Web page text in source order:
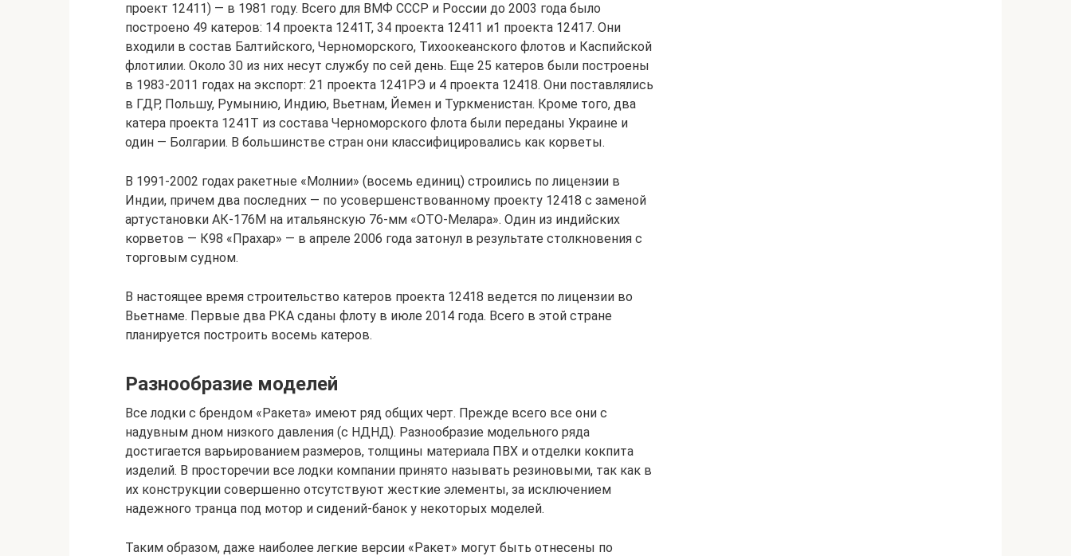
проект 12411) — в 1981 году. Всего для ВМФ СССР и России до 2003 года было
построено 49 катеров: 14 проекта 1241Т, 34 проекта 12411 и1 проекта 12417. Они
входили в состав Балтийского, Черноморского, Тихоокеанского флотов и Каспийской
флотилии. Около 30 из них несут службу по сей день. Еще 25 катеров были построены
в 1983-2011 годах на экспорт: 21 проекта 1241РЭ и 4 проекта 12418. Они поставлялись
в ГДР, Польшу, Румынию, Индию, Вьетнам, Йемен и Туркменистан. Кроме того, два
катера проекта 1241Т из состава Черноморского флота были переданы Украине и
один — Болгарии. В большинстве стран они классифицировались как корветы.
В 1991-2002 годах ракетные «Молнии» (восемь единиц) строились по лицензии в
Индии, причем два последних — по усовершенствованному проекту 12418 с заменой
артустановки АК-176М на итальянскую 76-мм «ОТО-Мелара». Один из индийских
корветов — К98 «Прахар» — в апреле 2006 года затонул в результате столкновения с
торговым судном.
В настоящее время строительство катеров проекта 12418 ведется по лицензии во
Вьетнаме. Первые два РКА сданы флоту в июле 2014 года. Всего в этой стране
планируется построить восемь катеров.
Разнообразие моделей
Все лодки с брендом «Ракета» имеют ряд общих черт. Прежде всего все они с
надувным дном низкого давления (с НДНД). Разнообразие модельного ряда
достигается варьированием размеров, толщины материала ПВХ и отделки кокпита
изделий. В просторечии все лодки компании принято называть резиновыми, так как в
их конструкции совершенно отсутствуют жесткие элементы, за исключением
надежного транца под мотор и сидений-банок у некоторых моделей.
Таким образом, даже наиболее легкие версии «Ракет» могут быть отнесены по